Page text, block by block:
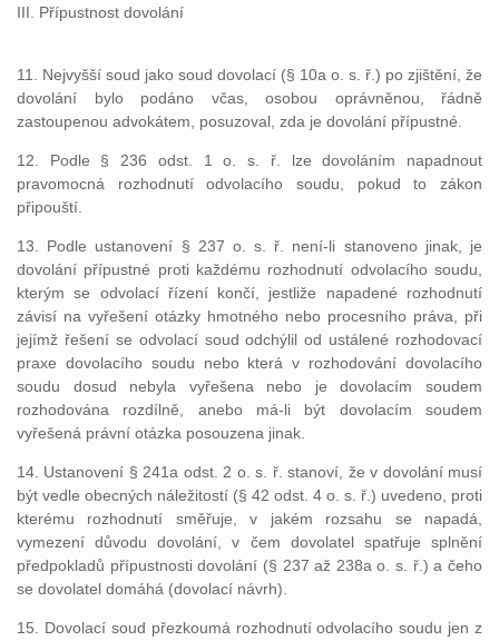
III. Přípustnost dovolání
11. Nejvyšší soud jako soud dovolací (§ 10a o. s. ř.) po zjištění, že
dovolání bylo podáno včas, osobou oprávněnou, řádně
zastoupenou advokátem, posuzoval, zda je dovolání přípustné.
12. Podle § 236 odst. 1 o. s. ř. lze dovoláním napadnout
pravomocná rozhodnutí odvolacího soudu, pokud to zákon
připouští.
13. Podle ustanovení § 237 o. s. ř. není-li stanoveno jinak, je
dovolání přípustné proti každému rozhodnutí odvolacího soudu,
kterým se odvolací řízení končí, jestliže napadené rozhodnutí
závisí na vyřešení otázky hmotného nebo procesního práva, při
jejímž řešení se odvolací soud odchýlil od ustálené rozhodovací
praxe dovolacího soudu nebo která v rozhodování dovolacího
soudu dosud nebyla vyřešena nebo je dovolacím soudem
rozhodována rozdílně, anebo má-li být dovolacím soudem
vyřešená právní otázka posouzena jinak.
14. Ustanovení § 241a odst. 2 o. s. ř. stanoví, že v dovolání musí
být vedle obecných náležitostí (§ 42 odst. 4 o. s. ř.) uvedeno, proti
kterému rozhodnutí směřuje, v jakém rozsahu se napadá,
vymezení důvodu dovolání, v čem dovolatel spatřuje splnění
předpokladů přípustnosti dovolání (§ 237 až 238a o. s. ř.) a čeho
se dovolatel domáhá (dovolací návrh).
15. Dovolací soud přezkoumá rozhodnutí odvolacího soudu jen z